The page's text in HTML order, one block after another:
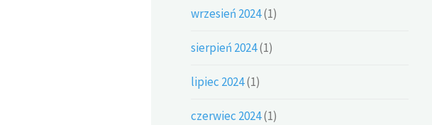
wrzesień 2024(1)
sierpień 2024(1)
lipiec 2024(1)
czerwiec 2024(1)